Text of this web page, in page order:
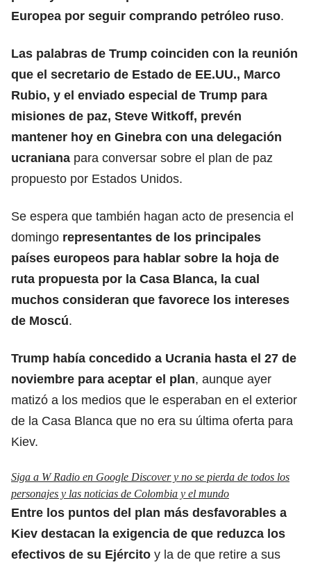
Europea por seguir comprando petróleo ruso.
Las palabras de Trump coinciden con la reunión
que el secretario de Estado de EE.UU., Marco
Rubio, y el enviado especial de Trump para
misiones de paz, Steve Witkoff, prevén
mantener hoy en Ginebra con una delegación
ucraniana para conversar sobre el plan de paz
propuesto por Estados Unidos.
Se espera que también hagan acto de presencia el
domingo representantes de los principales
países europeos para hablar sobre la hoja de
ruta propuesta por la Casa Blanca, la cual
muchos consideran que favorece los intereses
de Moscú.
Trump había concedido a Ucrania hasta el 27 de
noviembre para aceptar el plan, aunque ayer
matizó a los medios que le esperaban en el exterior
de la Casa Blanca que no era su última oferta para
Kiev.
Siga a W Radio en Google Discover y no se pierda de todos los
personajes y las noticias de Colombia y el mundo
Entre los puntos del plan más desfavorables a
Kiev destacan la exigencia de que reduzca los
efectivos de su Ejército y la de que retire a sus